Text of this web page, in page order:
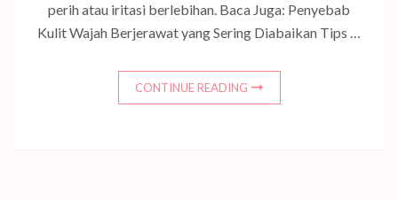
perih atau iritasi berlebihan. Baca Juga: Penyebab
Kulit Wajah Berjerawat yang Sering Diabaikan Tips …
CONTINUE READING